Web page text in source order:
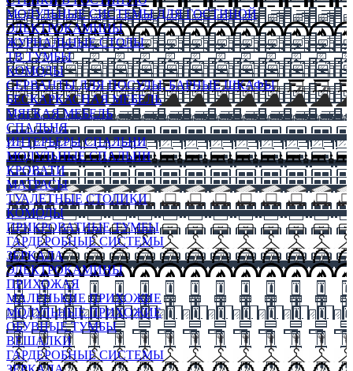
МОДУЛЬНЫЕ СИСТЕМЫ ДЛЯ ГОСТИНОЙ
ЭЛЕКТРОКАМИНЫ
ЖУРНАЛЬНЫЕ СТОЛЫ
ТВ ТУМБЫ
КОМОДЫ
СЕРВАНТЫ ДЛЯ ПОСУДЫ, БАРНЫЕ ШКАФЫ
БЕСКАРКАСНАЯ МЕБЕЛЬ
МЯГКАЯ МЕБЕЛЬ
СПАЛЬНЯ
ИНТЕРЬЕРЫ СПАЛЬНИ
МОДУЛЬНЫЕ СПАЛЬНИ
КРОВАТИ
МАТРАСЫ
ТУАЛЕТНЫЕ СТОЛИКИ
КОМОДЫ
ПРИКРОВАТНЫЕ ТУМБЫ
ГАРДЕРОБНЫЕ СИСТЕМЫ
ЗЕРКАЛА
ЭЛЕКТРОКАМИНЫ
ПРИХОЖАЯ
МАЛЕНЬКИЕ ПРИХОЖИЕ
МОДУЛЬНЫЕ ПРИХОЖИЕ
ОБУВНЫЕ ТУМБЫ
ВЕШАЛКИ
ГАРДЕРОБНЫЕ СИСТЕМЫ